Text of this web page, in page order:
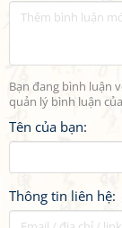
Bạn đang bình luận
quản lý bình luận
Tên của bạn:
Thông tin liên hệ: